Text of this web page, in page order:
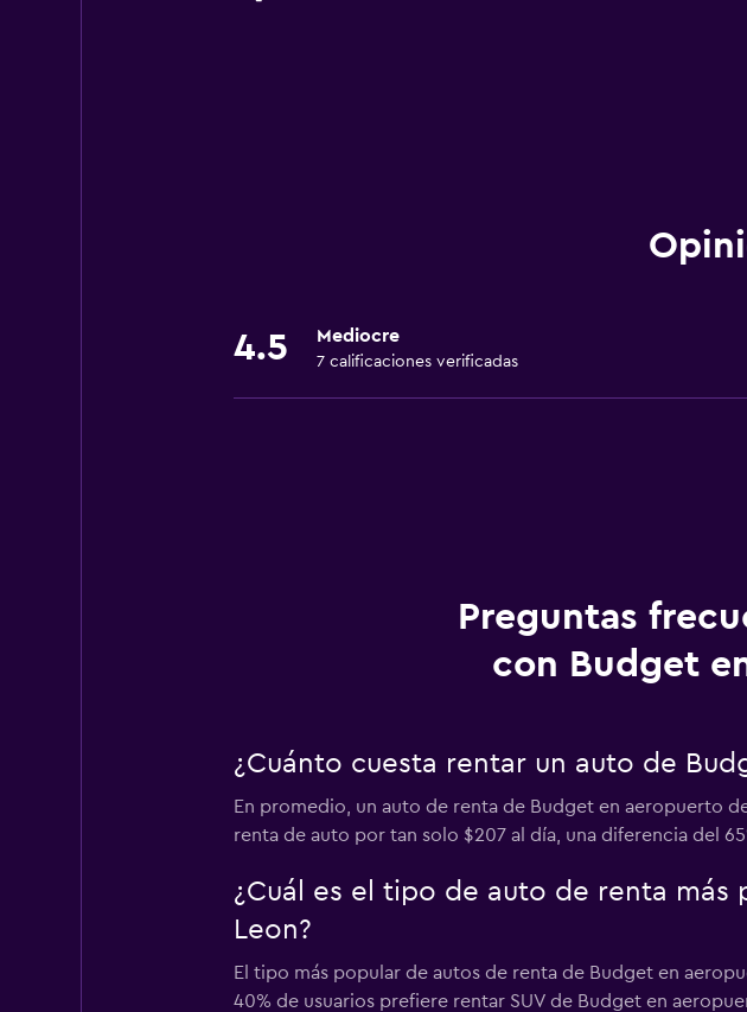
4.5 Mediocre
7 calificaciones verificadas
Preguntas
con Budget
¿Cuánto cuesta rentar un auto de
En promedio, un auto de renta de Budget en aeropuerto
renta de auto por tan solo $207 al día, una diferencia del
¿Cuál es el tipo de auto de renta
Leon?
El tipo más popular de autos de renta de Budget en
40% de usuarios prefiere rentar SUV de Budget en